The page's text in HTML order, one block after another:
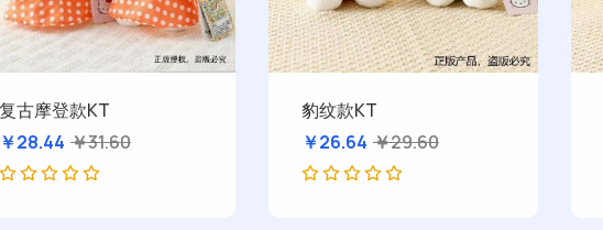
复古摩登款KT
￥28.44 ￥31.60
豹纹款KT
￥26.64 ￥29.60